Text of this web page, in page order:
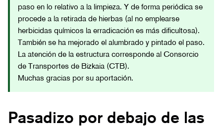
paso en lo relativo a la limpieza. Y de forma periódica se
procede a la retirada de hierbas (al no emplearse
herbicidas químicos la erradicación es más dificultosa).
También se ha mejorado el alumbrado y pintado el paso.
La atención de la estructura corresponde al Consorcio
de Transportes de Bizkaia (CTB).
Muchas gracias por su aportación.
Pasadizo por debajo de las